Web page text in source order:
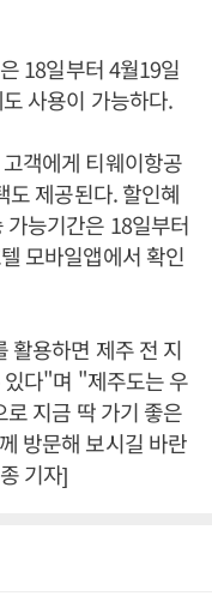
18일부터 4월19일
사용이 가능하다.
객에게 티웨이항공
도 제공된다. 할인혜
능기간은 18일부터
모바일앱에서 확인
활용하면 제주 전 지
다"며 "제주도는 우
지금 딱 가기 좋은
방문해 보시길 바란
기자]